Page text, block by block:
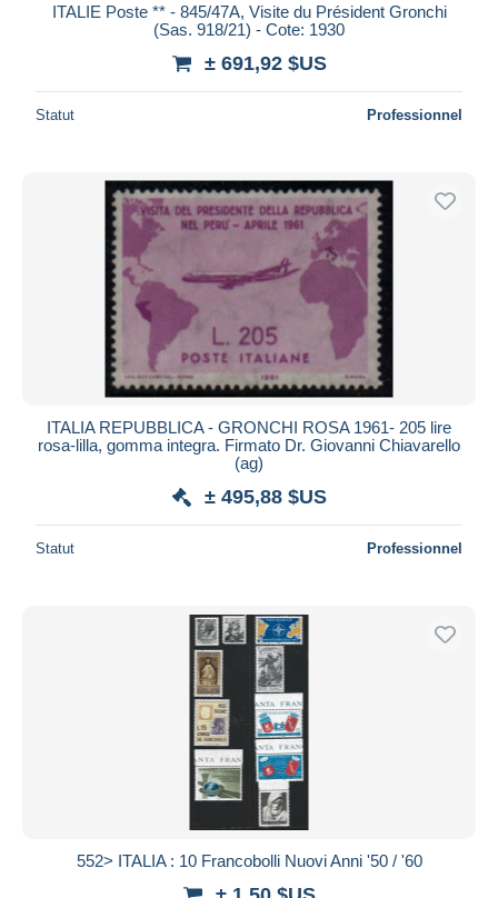
ITALIE Poste ** - 845/47A, Visite du Président Gronchi
(Sas. 918/21) - Cote: 1930
± 691,92 $US
Statut Professionnel
ITALIA REPUBBLICA - GRONCHI ROSA 1961- 205 lire
rosa-lilla, gomma integra. Firmato Dr. Giovanni Chiavarello
(ag)
± 495,88 $US
Statut Professionnel
552> ITALIA : 10 Francobolli Nuovi Anni '50 / '60